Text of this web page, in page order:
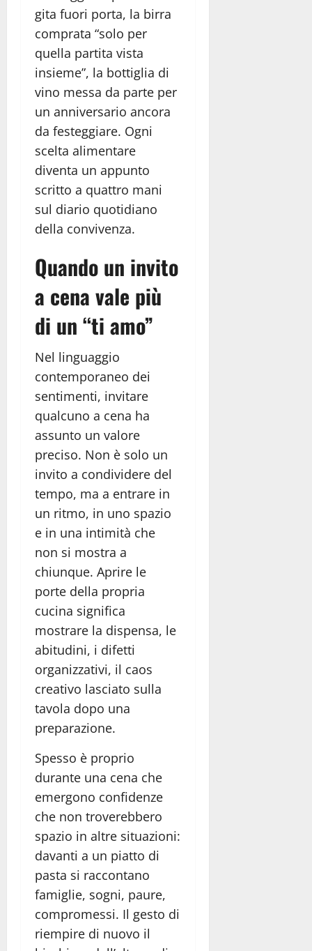
gita fuori porta, la birra
comprata “solo per
quella partita vista
insieme”, la bottiglia di
vino messa da parte per
un anniversario ancora
da festeggiare. Ogni
scelta alimentare
diventa un appunto
scritto a quattro mani
sul diario quotidiano
della convivenza.
Quando un invito
a cena vale più
di un “ti amo”
Nel linguaggio
contemporaneo dei
sentimenti, invitare
qualcuno a cena ha
assunto un valore
preciso. Non è solo un
invito a condividere del
tempo, ma a entrare in
un ritmo, in uno spazio
e in una intimità che
non si mostra a
chiunque. Aprire le
porte della propria
cucina significa
mostrare la dispensa, le
abitudini, i difetti
organizzativi, il caos
creativo lasciato sulla
tavola dopo una
preparazione.
Spesso è proprio
durante una cena che
emergono confidenze
che non troverebbero
spazio in altre situazioni:
davanti a un piatto di
pasta si raccontano
famiglie, sogni, paure,
compromessi. Il gesto di
riempire di nuovo il